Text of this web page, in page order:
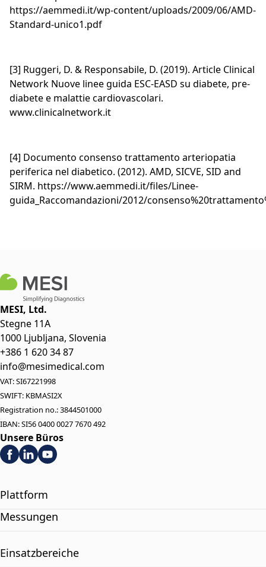
https://aemmedi.it/wp-content/uploads/2009/06/AMD-
Standard-unico1.pdf
[3] Ruggeri, D. & Responsabile, D. (2019). Article Clinical
Network Nuove linee guida ESC-EASD su diabete, pre-
diabete e malattie cardiovascolari.
www.clinicalnetwork.it
[4] Documento consenso trattamento arteriopatia
periferica nel diabetico. (2012). AMD, SICVE, SID and
SIRM. https://www.aemmedi.it/files/Linee-
guida_Raccomandazioni/2012/
MESI, Ltd.
Stegne 11A
1000 Ljubljana, Slovenia
+386 1 620 34 87
info@mesimedical.com
VAT: SI67221998
SWIFT: KBMASI2X
Registration no.: 3844501000
IBAN: SI56 0400 0027 7670 492
Unsere Büros
Plattform
Messungen
Einsatzbereiche